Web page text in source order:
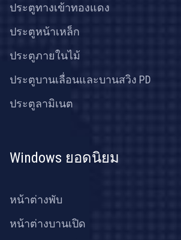
ประตูทางเข้าทองแดง
ประตูหน้าเหล็ก
ประตูภายในไม้
ประตูบานเลื่อนและบานสวิง PD
ประตูลามิเนต
Windows ยอดนิยม
หน้าต่างพับ
หน้าต่างบานเปิด